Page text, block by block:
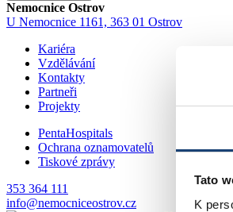
Tato
K
Nemocnice Ostrov
U Nemocnice 1161, 363 01 Ostrov
Kariéra
Vzdělávání
Kontakty
Partneři
Projekty
PentaHospitals
Ochrana oznamovatelů
Tiskové zprávy
353 364 111
info@nemocniceostrov.cz